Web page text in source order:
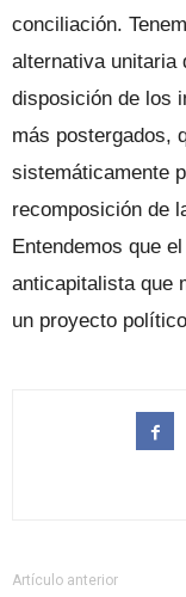
conciliación.
alternativa unitaria
disposición de los
más postergados,
sistemáticamente
recomposición de
Entendemos que
anticapitalista que
un proyecto
Artículo anterior